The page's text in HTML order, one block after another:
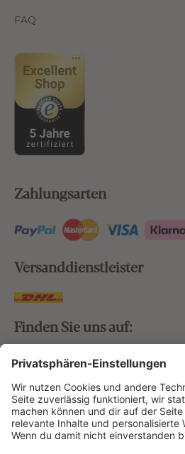
FAQ
Zahlungsarten
Versanddienstleister
Finden Sie uns auf:
Bestellung widerrufen
Vertrag widerrufen